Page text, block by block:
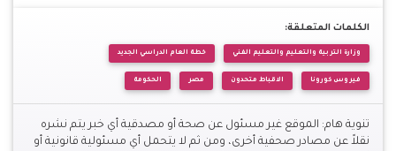
الكلمات المتعلقة:
وزارة التربية والتعليم والتعليم الفني خطة العام الدراسي الجديد
فيروس كورونا الاقباط متحدون مصر الحكومة
تنوية هام: الموقع غير مسئول عن صحة أو مصدقية أي خبر يتم نشره
نقلاً عن مصادر صحفية أخرى، ومن ثم لا يتحمل أي مسئولية قانونية أو